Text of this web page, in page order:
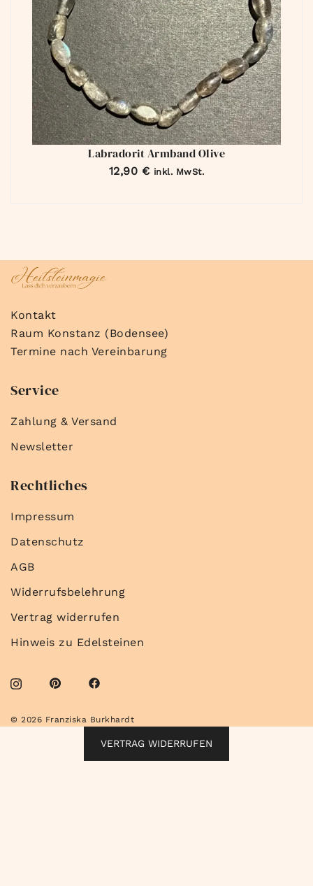
Labradorit Armband Olive
12,90 € inkl. MwSt.
Kontakt
Raum Konstanz (Bodensee)
Termine nach Vereinbarung
Service
Zahlung & Versand
Newsletter
Rechtliches
Impressum
Datenschutz
AGB
Widerrufsbelehrung
Vertrag widerrufen
Hinweis zu Edelsteinen
© 2026 Franziska Burkhardt
VERTRAG WIDERRUFEN